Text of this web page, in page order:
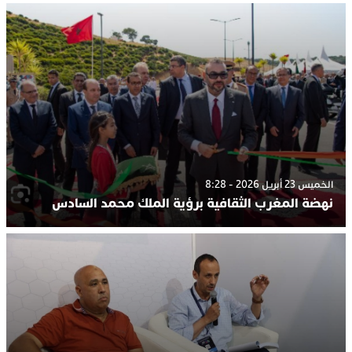
الخميس 23 أبريل 2026 - 8:28
نهضة المغرب الثقافية برؤية الملك محمد السادس